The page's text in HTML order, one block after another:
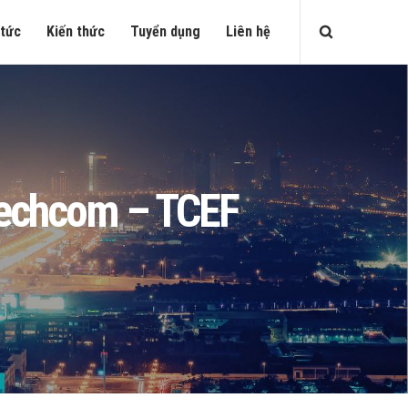
Kiến thức Tuyển dụng Liên hệ
– TCEF